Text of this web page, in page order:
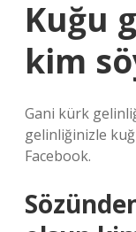
Kuğu
kim
Gani kürk
gelinliğinizle
Facebook.